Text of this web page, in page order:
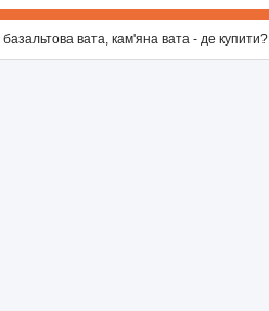
вата, кам'яна вата - де купити?